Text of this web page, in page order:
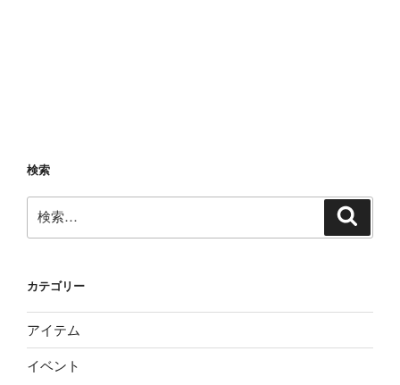
検索
索:
カテゴリー
アイテム
イベント